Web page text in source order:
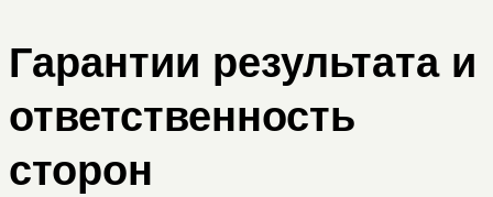
Гарантии результата и
ответственность
сторон